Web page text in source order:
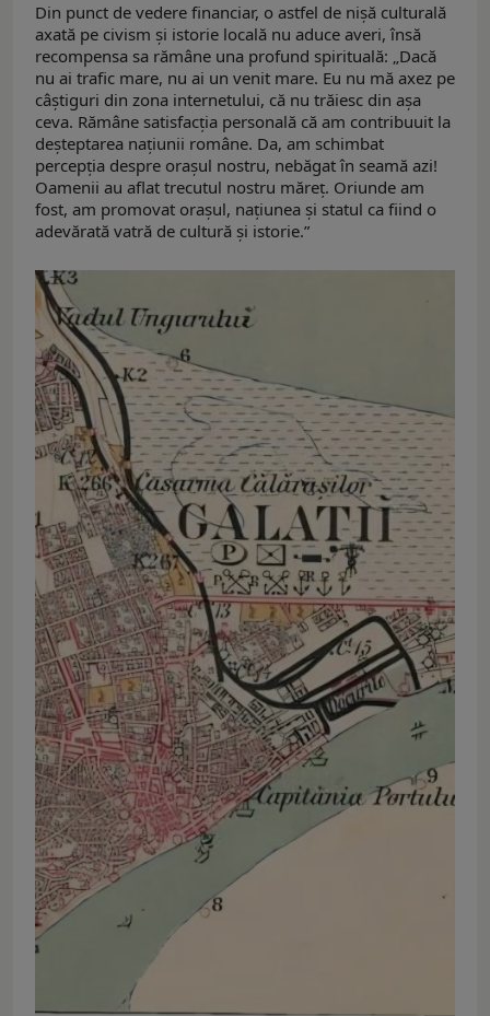
Din punct de vedere financiar, o astfel de nișă culturală
axată pe civism și istorie locală nu aduce averi, însă
recompensa sa rămâne una profund spirituală: „Dacă
nu ai trafic mare, nu ai un venit mare. Eu nu mă axez pe
câștiguri din zona internetului, că nu trăiesc din așa
ceva. Rămâne satisfacția personală că am contribuuit la
deșteptarea națiunii române. Da, am schimbat
percepția despre orașul nostru, nebăgat în seamă azi!
Oamenii au aflat trecutul nostru măreț. Oriunde am
fost, am promovat orașul, națiunea și statul ca fiind o
adevărată vatră de cultură și istorie.”